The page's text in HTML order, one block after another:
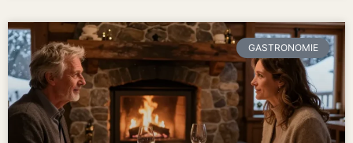
GASTRONOMIE